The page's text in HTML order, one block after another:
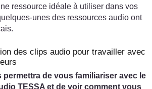
ressource idéale à utiliser dans vos
unes des ressources audio ont
des clips audio pour travailler avec
permettra de vous familiariser avec le
TESSA et de voir comment vous